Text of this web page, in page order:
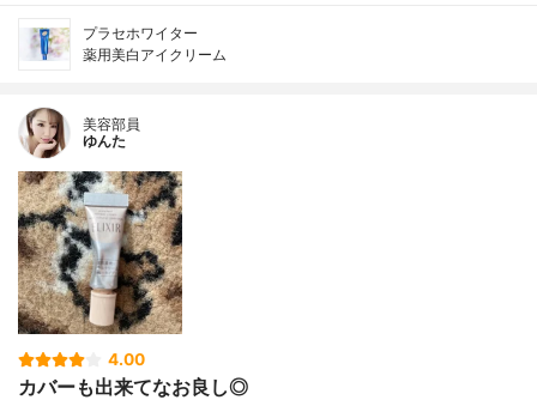
プラセホワイター
薬用美白アイクリーム
美容部員
ゆんた
4.00
カバーも出来てなお良し◎